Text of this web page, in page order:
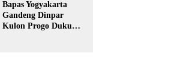
Bapas Yogyakarta
Gandeng Dinpar
Kulon Progo Dukung